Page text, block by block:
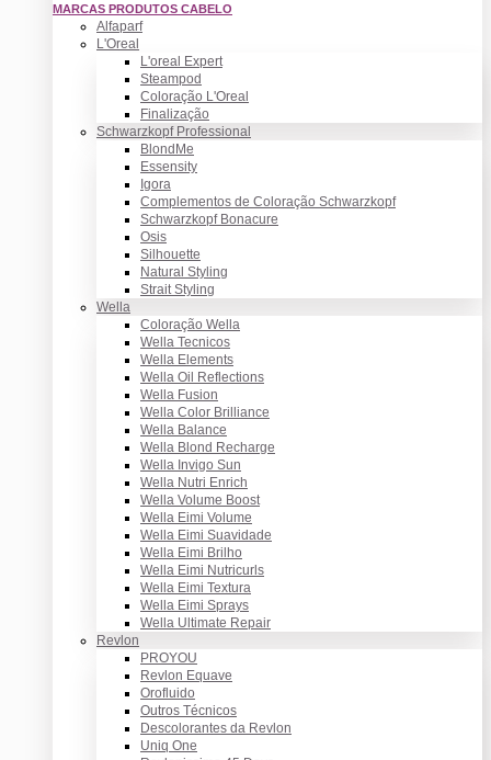
MARCAS PRODUTOS CABELO
Alfaparf
L'Oreal
L'oreal Expert
Steampod
Coloração L'Oreal
Finalização
Schwarzkopf Professional
BlondMe
Essensity
Igora
Complementos de Coloração Schwarzkopf
Schwarzkopf Bonacure
Osis
Silhouette
Natural Styling
Strait Styling
Wella
Coloração Wella
Wella Tecnicos
Wella Elements
Wella Oil Reflections
Wella Fusion
Wella Color Brilliance
Wella Balance
Wella Blond Recharge
Wella Invigo Sun
Wella Nutri Enrich
Wella Volume Boost
Wella Eimi Volume
Wella Eimi Suavidade
Wella Eimi Brilho
Wella Eimi Nutricurls
Wella Eimi Textura
Wella Eimi Sprays
Wella Ultimate Repair
Revlon
PROYOU
Revlon Equave
Orofluido
Outros Técnicos
Descolorantes da Revlon
Uniq One